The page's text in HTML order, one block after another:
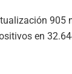
905
en